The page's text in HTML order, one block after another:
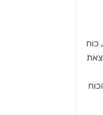
כוח
נותן את הכוח